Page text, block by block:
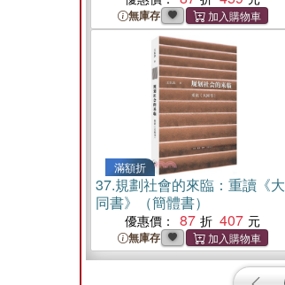
無庫存
滿額折
37.規劃社會的來臨：重讀《大
同書》（簡體書）
優惠價： 87 407
無庫存